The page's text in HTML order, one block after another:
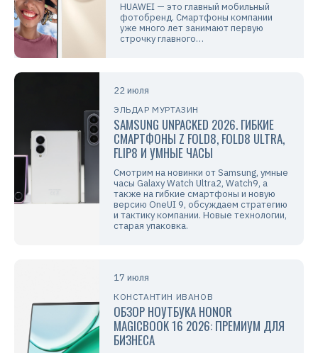
HUAWEI — это главный мобильный
фотобренд. Смартфоны компании
уже много лет занимают первую
строчку главного…
22 июля
ЭЛЬДАР МУРТАЗИН
SAMSUNG UNPACKED 2026. ГИБКИЕ
СМАРТФОНЫ Z FOLD8, FOLD8 ULTRA,
FLIP8 И УМНЫЕ ЧАСЫ
Смотрим на новинки от Samsung, умные
часы Galaxy Watch Ultra2, Watch9, а
также на гибкие смартфоны и новую
версию OneUI 9, обсуждаем стратегию
и тактику компании. Новые технологии,
старая упаковка.
17 июля
КОНСТАНТИН ИВАНОВ
ОБЗОР НОУТБУКА HONOR
MAGICBOOK 16 2026: ПРЕМИУМ ДЛЯ
БИЗНЕСА